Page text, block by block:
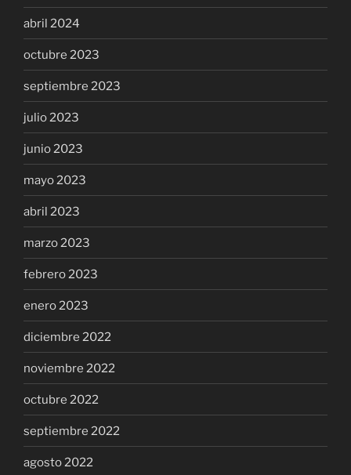
abril 2024
octubre 2023
septiembre 2023
julio 2023
junio 2023
mayo 2023
abril 2023
marzo 2023
febrero 2023
enero 2023
diciembre 2022
noviembre 2022
octubre 2022
septiembre 2022
agosto 2022